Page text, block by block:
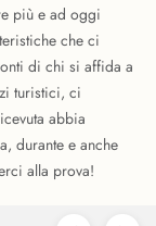
più e ad oggi
che ci
di chi si affida a
turistici, ci
abbia
durante e anche
alla prova!